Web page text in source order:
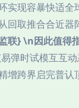
实现容暴快适全
回取推合合近器
联} \n因此值得
弹时试模互互
增跨界启完普认